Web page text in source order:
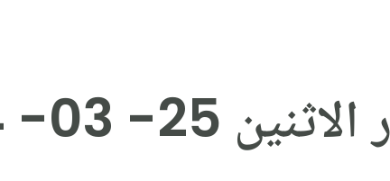
25- 03- 24.